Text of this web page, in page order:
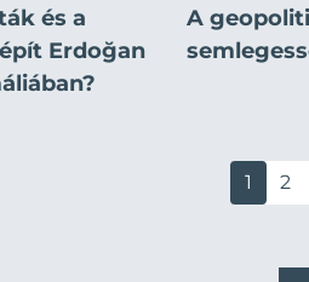
és a
Erdoğan
A
1 2